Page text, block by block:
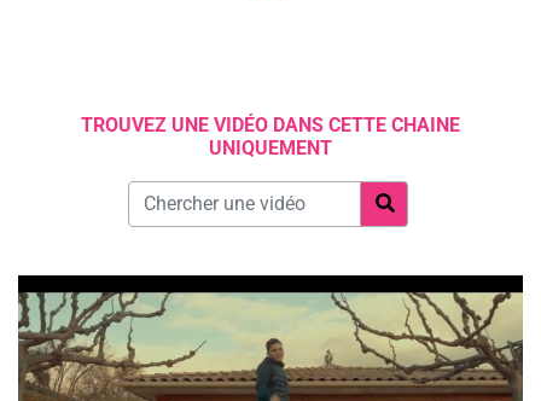
TROUVEZ UNE VIDÉO DANS CETTE CHAINE
UNIQUEMENT